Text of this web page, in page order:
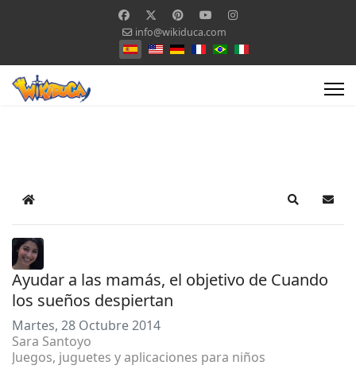
info@wikiduca.com
Seleccione su idioma
Home Search
Ayudar a las mamás, el objetivo de Cuando
los sueños despiertan
Martes, 28 Octubre 2014
Sara Santoyo
Juegos, juguetes y aplicaciones para niños